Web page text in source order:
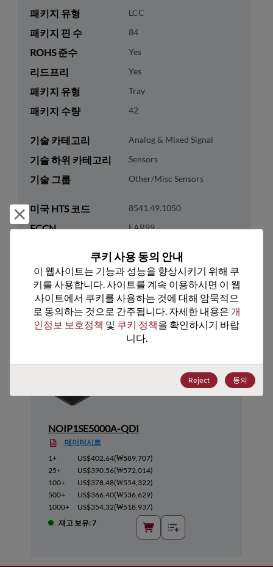
패키지 유형 LCC
패키지 핀 수 84
ROHS 준수 Yes
리드프리 Yes
패키지 유형 Tray
패키지 수량 42
기술 카테고리 Analog & Mixed Signal
기술 하위 카테고리 Sensors
기술 그룹 Other/Misc Sensors
미국 HTS 코드 8541.49.1050
ECCN EAR99
추천 대체 제품
NOIP1SE5000A-QDI
데이터시트
1+
US$402.64(₩589,707)
25+
US$390.56(₩572,014)
100+
US$378.48(₩554,322)
500+
US$366.40(₩536,629)
1000+
US$354.32(₩518,937)
재고 보유: 7
거부 및 닫기
쿠키 사용 동의 안내
이 웹사이트는 기능과 성능을 향상시키기 위해 쿠
키를 사용합니다. 사이트를 계속 이용하시면 이 웹
사이트에서 쿠키를 사용하는 것에 대해 암묵적으
로 동의하는 것으로 간주됩니다. 자세한 내용은 개
인정보 보호정책 및 쿠키 정책을 확인하시기 바랍
니다.
Reject 동의